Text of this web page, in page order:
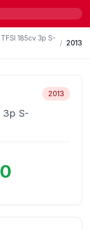
TFSI 185cv 3p S-
/ 2013
3p S-
2013